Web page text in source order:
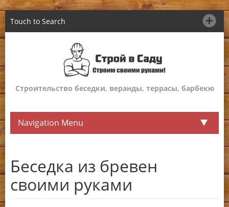
Touch to Search
Строительство беседки, веранды, террасы, барбекю
Navigation Menu
Беседка из бревен
своими руками